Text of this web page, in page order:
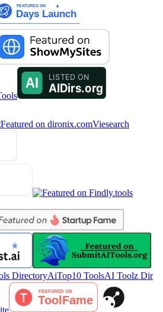
Viesearch
DirectoryAiTop10 ToolsAI Toolz Dir